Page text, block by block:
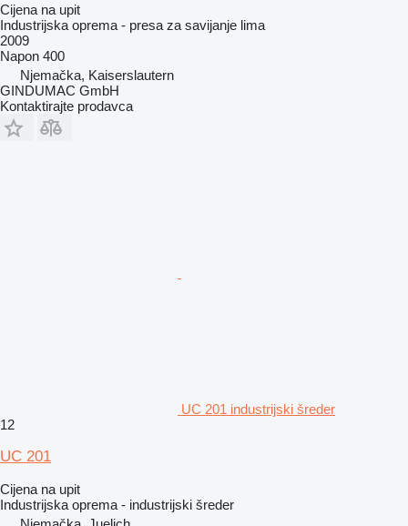
Cijena na upit
Industrijska oprema - presa za savijanje lima
2009
Napon 400
Njemačka, Kaiserslautern
GINDUMAC GmbH
Kontaktirajte prodavca
UC 201 industrijski šreder
12
UC 201
Cijena na upit
Industrijska oprema - industrijski šreder